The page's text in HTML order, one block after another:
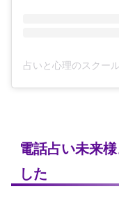
電話占い未来
した